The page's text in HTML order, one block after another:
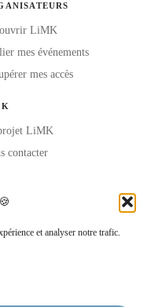
et analyser notre trafic.
LiMK
mes événements
mes accès
LiMK
contacter